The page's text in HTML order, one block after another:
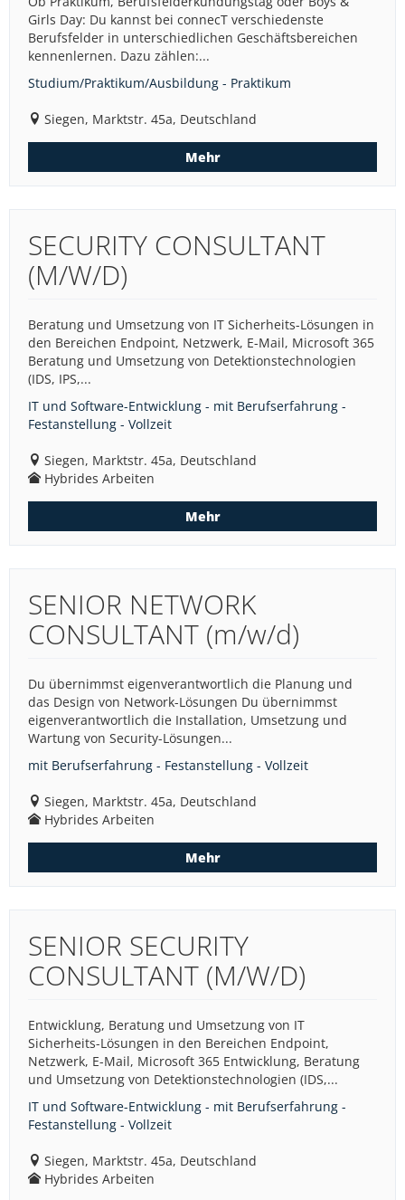
Girls Day: Du kannst bei connecT verschiedenste
Berufsfelder in unterschiedlichen Geschäftsbereichen
kennenlernen. Dazu zählen:...
Studium/Praktikum/Ausbildung - Praktikum
Siegen, Marktstr. 45a, Deutschland
Mehr
SECURITY CONSULTANT
(M/W/D)
Beratung und Umsetzung von IT Sicherheits-Lösungen in
den Bereichen Endpoint, Netzwerk, E-Mail, Microsoft 365
Beratung und Umsetzung von Detektionstechnologien
(IDS, IPS,...
IT und Software-Entwicklung - mit Berufserfahrung -
Festanstellung - Vollzeit
Siegen, Marktstr. 45a, Deutschland
Hybrides Arbeiten
Mehr
SENIOR NETWORK
CONSULTANT (m/w/d)
Du übernimmst eigenverantwortlich die Planung und
das Design von Network-Lösungen Du übernimmst
eigenverantwortlich die Installation, Umsetzung und
Wartung von Security-Lösungen...
mit Berufserfahrung - Festanstellung - Vollzeit
Siegen, Marktstr. 45a, Deutschland
Hybrides Arbeiten
Mehr
SENIOR SECURITY
CONSULTANT (M/W/D)
Entwicklung, Beratung und Umsetzung von IT
Sicherheits-Lösungen in den Bereichen Endpoint,
Netzwerk, E-Mail, Microsoft 365 Entwicklung, Beratung
und Umsetzung von Detektionstechnologien (IDS,...
IT und Software-Entwicklung - mit Berufserfahrung -
Festanstellung - Vollzeit
Siegen, Marktstr. 45a, Deutschland
Hybrides Arbeiten